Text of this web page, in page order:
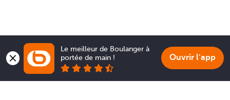
Le meilleur de Boulanger à
portée de main !
Ouvrir l'app